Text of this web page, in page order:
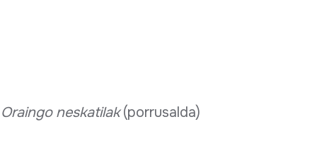
Oraingo neskatilak(porrusalda)